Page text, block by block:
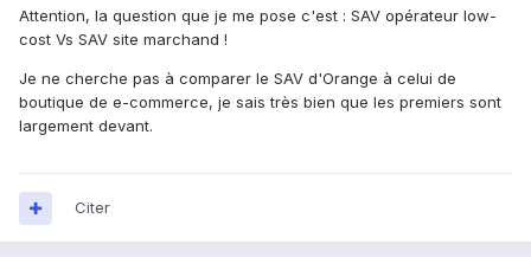
Attention, la question que je me pose c'est : SAV opérateur low-
cost Vs SAV site marchand !
Je ne cherche pas à comparer le SAV d'Orange à celui de
boutique de e-commerce, je sais très bien que les premiers sont
largement devant.
Citer